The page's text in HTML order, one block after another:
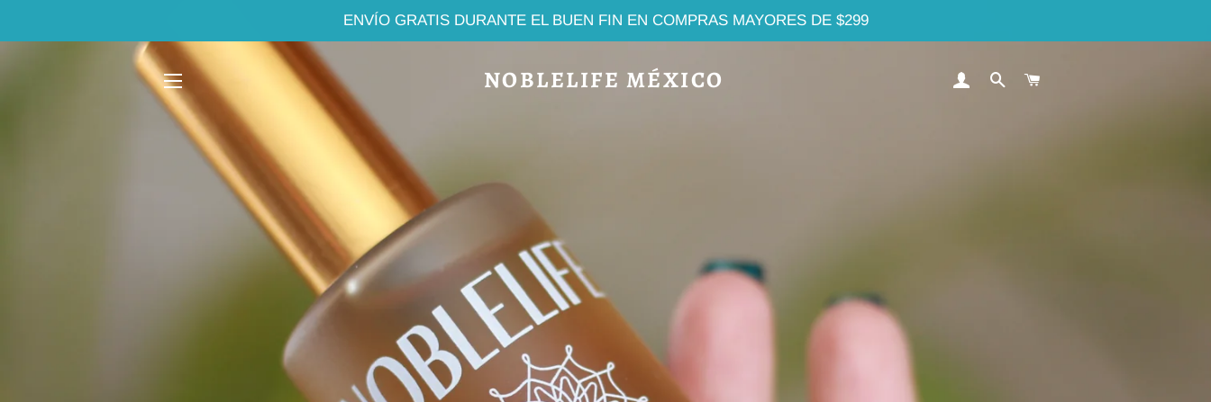
ENVÍO GRATIS DURANTE EL BUEN FIN EN COMPRAS MAYORES DE $299
NAVEGACIÓN
NOBLELIFE MÉXICO INGRESAR
BUSCAR